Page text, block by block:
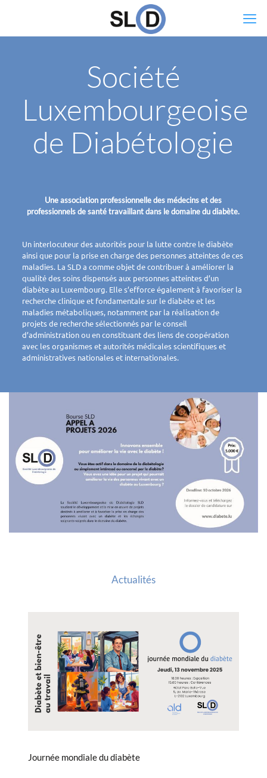
Société
Luxembourgeoise
de Diabétologie
Une association professionnelle des médecins et des
professionnels de santé travaillant dans le domaine du diabète.
Un interlocuteur des autorités pour la lutte contre le diabète
ainsi que pour la prise en charge des personnes atteintes de ces
maladies. La SLD a comme objet de contribuer à améliorer la
qualité des soins dispensés aux personnes atteintes d’un
diabète au Luxembourg. Elle s’efforce également à favoriser la
recherche clinique et fondamentale sur le diabète et les
maladies métaboliques, notamment par la réalisation de
projets de recherche sélectionnés par le conseil
d’administration ou en constituant des liens de coopération
avec les organismes et autorités médicales scientifiques et
administratives nationales et internationales.
Actualités
Journée mondiale du diabète